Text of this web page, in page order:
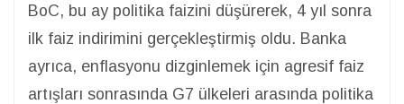
BoC, bu ay politika faizini düşürerek, 4 yıl sonra
ilk faiz indirimini gerçekleştirmiş oldu. Banka
ayrıca, enflasyonu dizginlemek için agresif faiz
artışları sonrasında G7 ülkeleri arasında politika